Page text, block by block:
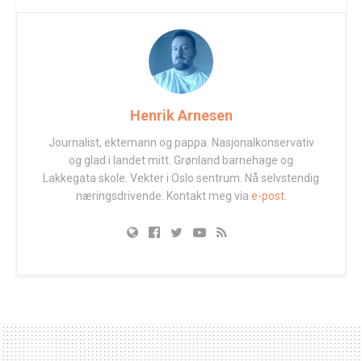
Henrik Arnesen
Journalist, ektemann og pappa. Nasjonalkonservativ
og glad i landet mitt. Grønland barnehage og
Lakkegata skole. Vekter i Oslo sentrum. Nå selvstendig
næringsdrivende. Kontakt meg via e-post.